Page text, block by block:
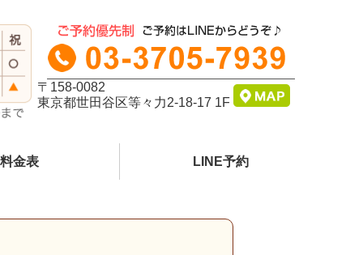
〒158-0082
東京都世田谷区等々力2-18-17 1F
料金表 LINE予約